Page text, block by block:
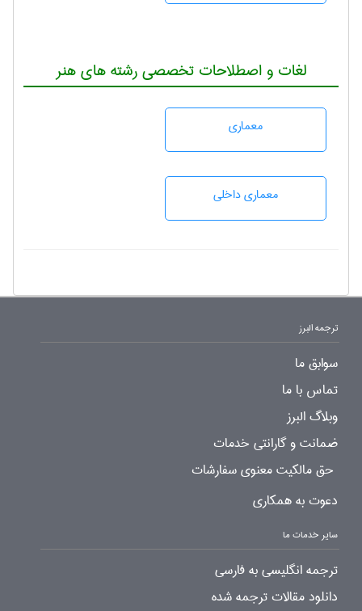
لغات و اصطلاحات تخصصی رشته های هنر
معماری
معماری داخلی
ترجمه البرز
سوابق ما
تماس با ما
وبلاگ البرز
ضمانت و گارانتی خدمات
حق مالکیت معنوی سفارشات
دعوت به همکاری
سایر خدمات ما
ترجمه انگلیسی به فارسی
دانلود مقالات ترجمه شده